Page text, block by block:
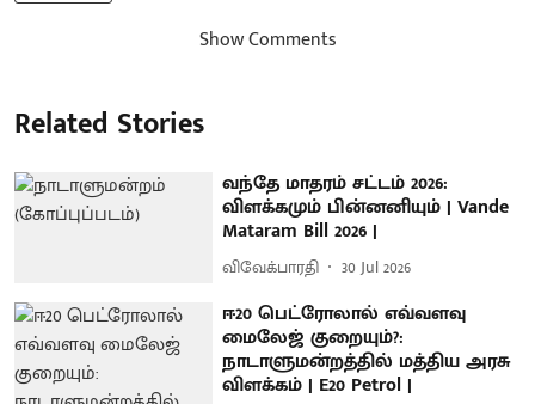
Show Comments
Related Stories
வந்தே மாதரம் சட்டம் 2026:
விளக்கமும் பின்னனியும் | Vande
Mataram Bill 2026 |
விவேக்பாரதி 30 Jul 2026
ஈ20 பெட்ரோலால் எவ்வளவு
மைலேஜ் குறையும்?:
நாடாளுமன்றத்தில் மத்திய அரசு
விளக்கம் | E20 Petrol |